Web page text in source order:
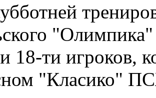
18-ти игроков,
"Класико"